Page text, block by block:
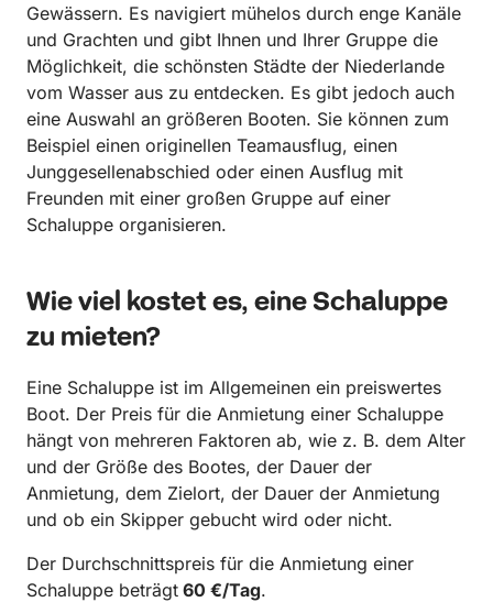
Gewässern. Es navigiert mühelos durch enge Kanäle
und Grachten und gibt Ihnen und Ihrer Gruppe die
Möglichkeit, die schönsten Städte der Niederlande
vom Wasser aus zu entdecken. Es gibt jedoch auch
eine Auswahl an größeren Booten. Sie können zum
Beispiel einen originellen Teamausflug, einen
Junggesellenabschied oder einen Ausflug mit
Freunden mit einer großen Gruppe auf einer
Schaluppe organisieren.
Wie viel kostet es, eine Schaluppe
zu mieten?
Eine Schaluppe ist im Allgemeinen ein preiswertes
Boot. Der Preis für die Anmietung einer Schaluppe
hängt von mehreren Faktoren ab, wie z. B. dem Alter
und der Größe des Bootes, der Dauer der
Anmietung, dem Zielort, der Dauer der Anmietung
und ob ein Skipper gebucht wird oder nicht.
Der Durchschnittspreis für die Anmietung einer
Schaluppe beträgt 60 €/Tag.